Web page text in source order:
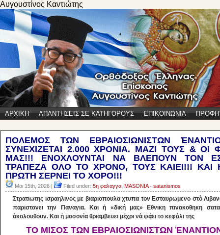
Αυγουστίνος Καντιώτης
ΑΡΧΙΚΗ ΑΠΑΝΤΗΣΕΙΣ ΣΕ ΚΑΤΗΓΟΡΟΥΣ ΕΠΙΚΟΙΝΩΝΙΑ
ΠΟΛΕΜΟΣ ΤΩΝ ΕΒΡΑΙΟΣΙΩΝΙΣΤΩΝ
ΣΥΝΕΧΙΖΕΤΑΙ 2.000 ΧΡΟΝΙΑ. ΜΑΖΙ ΤΟΥΣ & ΟΙ
ΜΑΣ!!! ΕΝΟΧΛΟΥΝΤΑΙ ΝΑ ΒΛΕΠΟΥΝ ΤΟΝ
ΤΡΑΠΕΖΑ ΟΛΟ ΤΟ ΧΡΟΝΟ, ΤΟΥΣ ΚΑΙΕΙ!!! ΚΑΙ
ΠΡΩΤΗ ΣΕΡΝΕΙ ΤΟ ΧΟΡΟ!!!
Μαι 15th, 2026 | Filed under: 5η φαλαγγα MASONIA - satanismos
Στρατιωτης ισραηλινος με βιαριοπουλα χτυπα τον Εσταυρωμενο στὸ
παριστανει την Παναγια. Και ἡ «δική μας» Εθνικη πινακοθηκη
ἀκολουθουν. Και ἡ μασονία θριαμβευει μέχρι νὰ φάει το κεφάλι της
ΤΟ ΜΙΣΟΣ ΤΩΝ ΕΒΡΑΙΟΣΙΩΝΙΣΤΩΝ